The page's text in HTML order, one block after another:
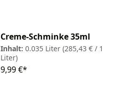
Creme-Schminke 35ml
Inhalt: 0.035 Liter (285,43 € / 1
Liter)
9,99 €*